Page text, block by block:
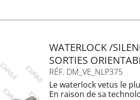
WATERLOCK /
SORTIES
RÉF. DM_VE_NLP375
Le waterlock vetus le
En raison de sa